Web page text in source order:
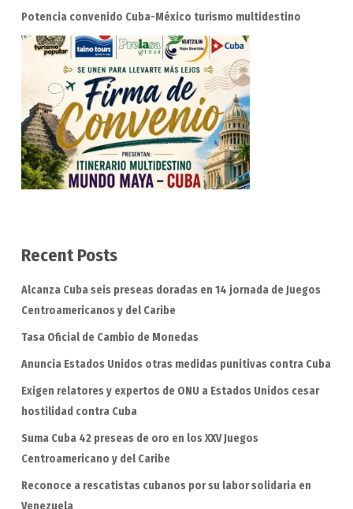
Potencia convenido Cuba-México turismo multidestino
Recent Posts
Alcanza Cuba seis preseas doradas en 14 jornada de Juegos
Centroamericanos y del Caribe
Tasa Oficial de Cambio de Monedas
Anuncia Estados Unidos otras medidas punitivas contra Cuba
Exigen relatores y expertos de ONU a Estados Unidos cesar
hostilidad contra Cuba
Suma Cuba 42 preseas de oro en los XXV Juegos
Centroamericano y del Caribe
Reconoce a rescatistas cubanos por su labor solidaria en
Venezuela